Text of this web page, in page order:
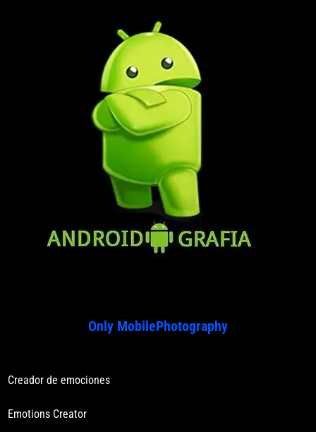
Only MobilePhotography
Creador de emociones
Emotions Creator